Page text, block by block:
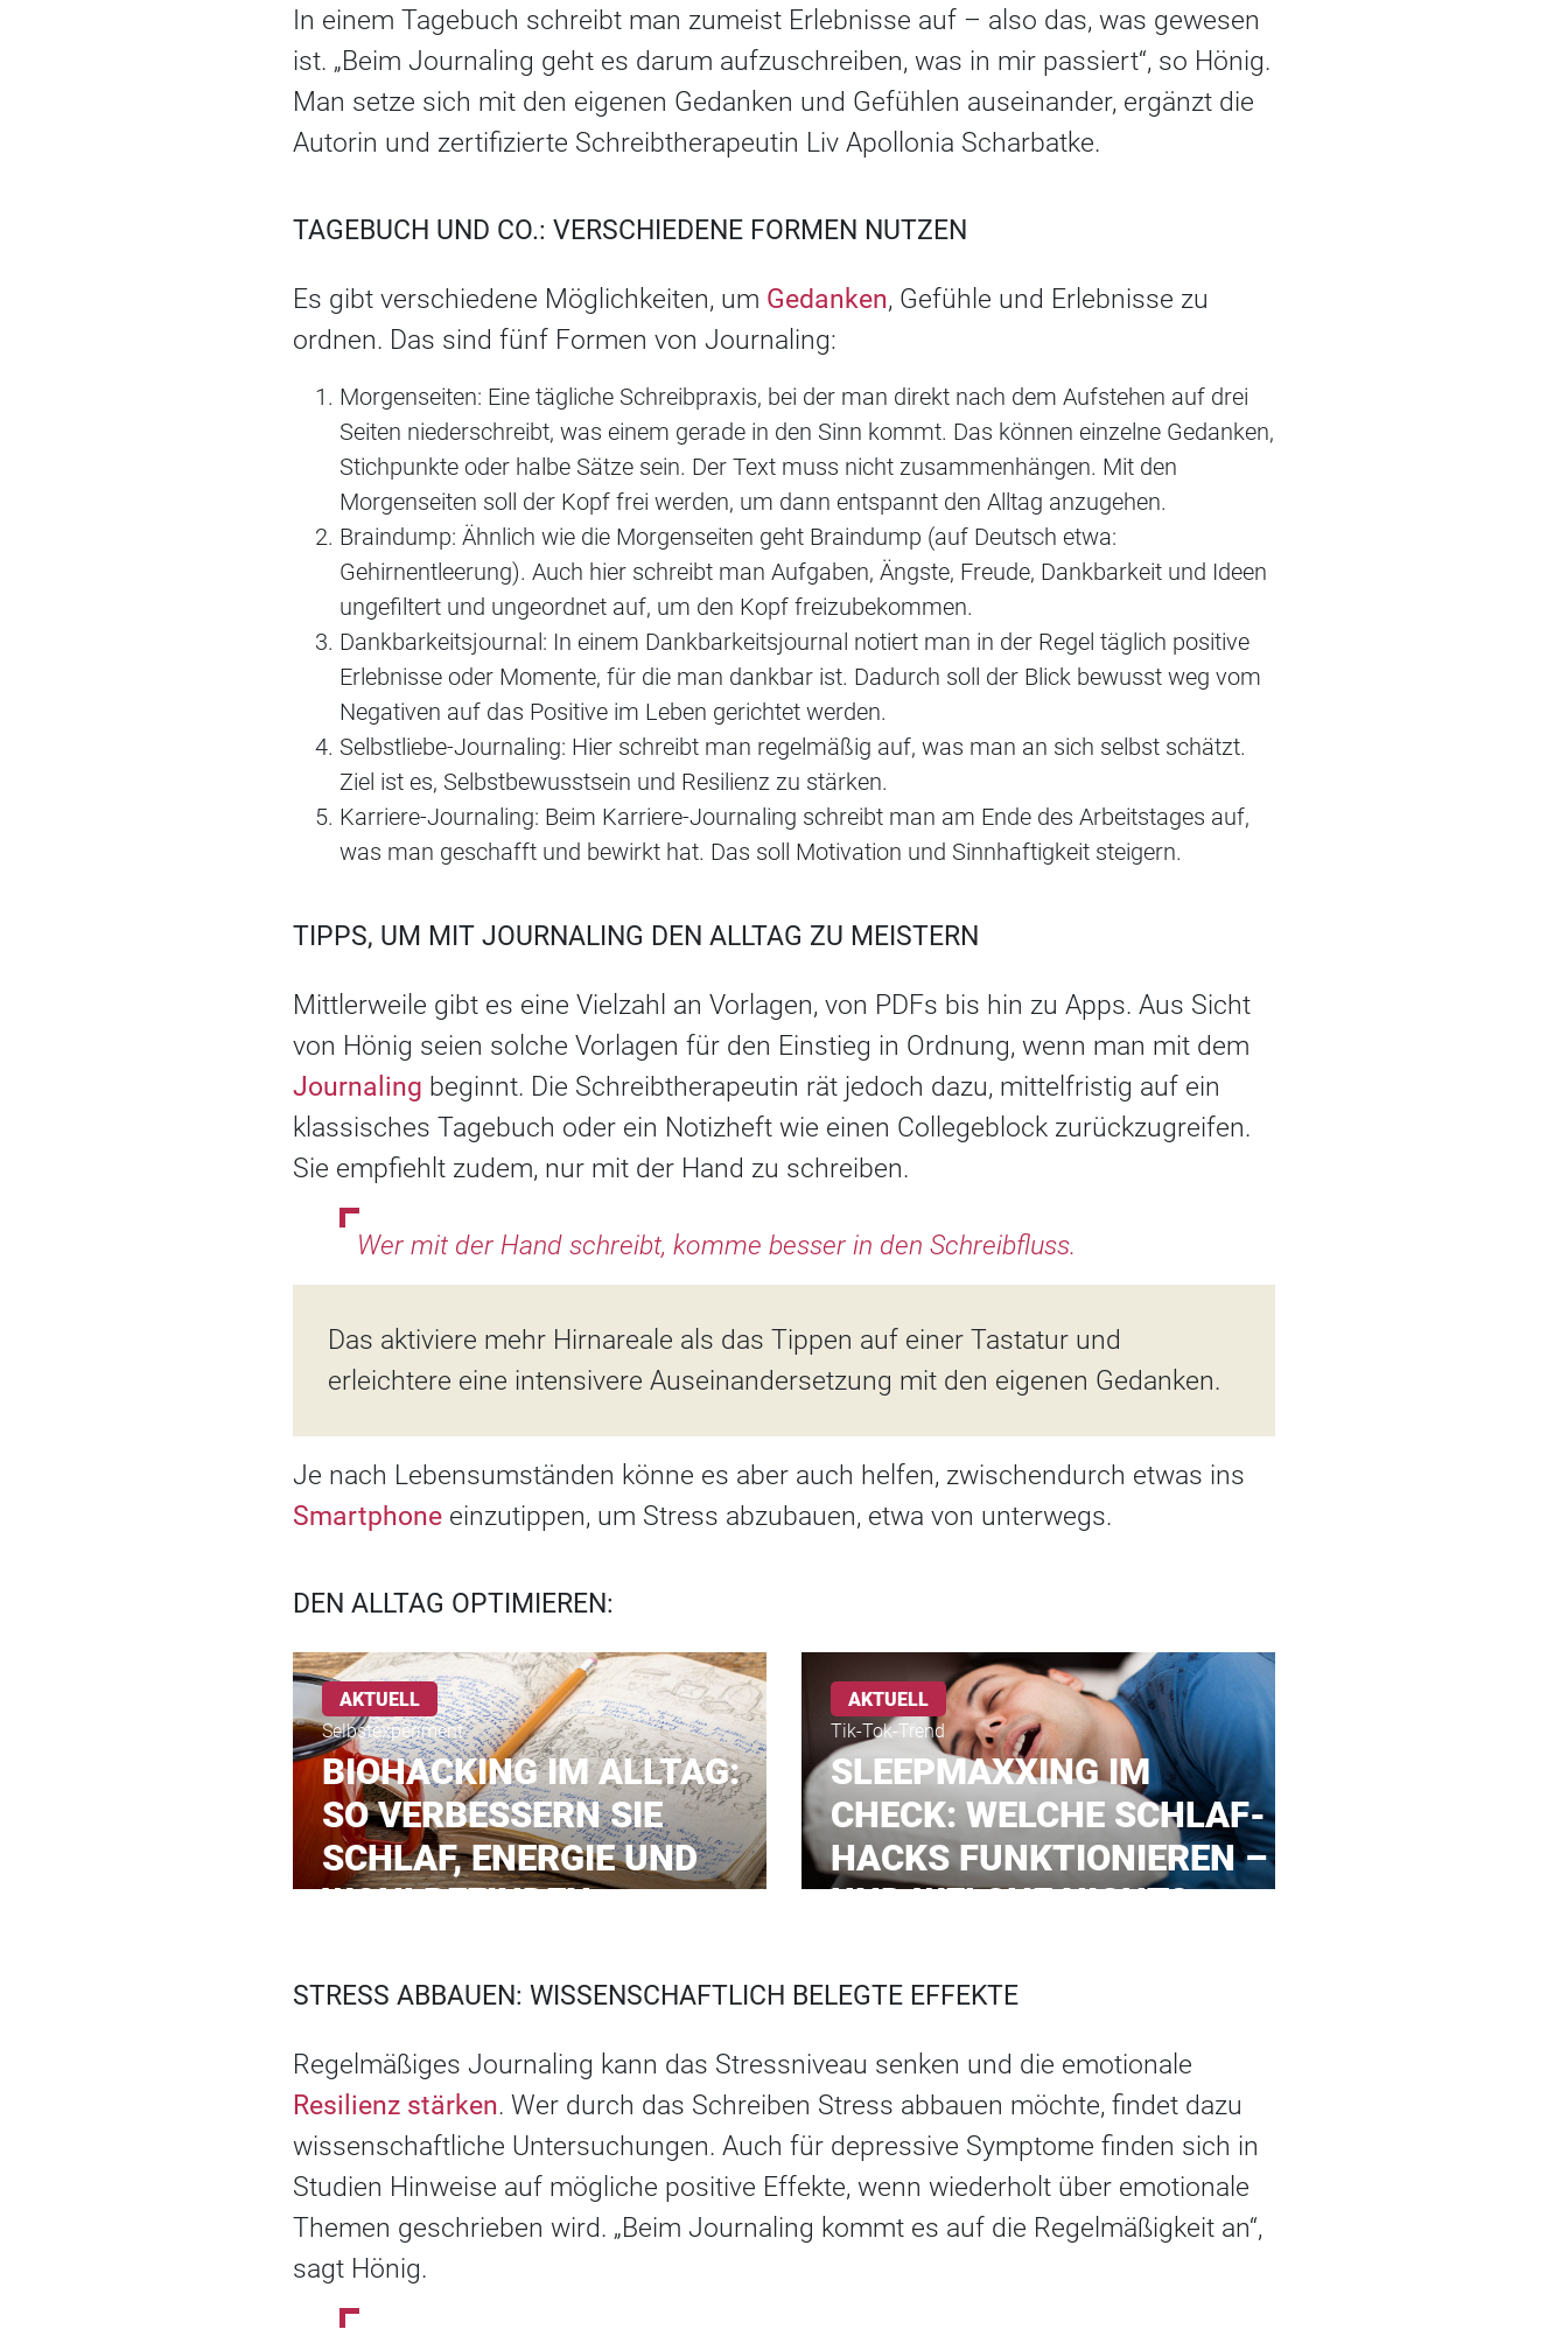
In einem Tagebuch schreibt man zumeist Erlebnisse auf – also das, was gewesen
ist. „Beim Journaling geht es darum aufzuschreiben, was in mir passiert“, so Hönig.
Man setze sich mit den eigenen Gedanken und Gefühlen auseinander, ergänzt die
Autorin und zertifizierte Schreibtherapeutin Liv Apollonia Scharbatke.
TAGEBUCH UND CO.: VERSCHIEDENE FORMEN NUTZEN
Es gibt verschiedene Möglichkeiten, um Gedanken, Gefühle und Erlebnisse zu
ordnen. Das sind fünf Formen von Journaling:
Morgenseiten: Eine tägliche Schreibpraxis, bei der man direkt nach dem Aufstehen auf drei
Seiten niederschreibt, was einem gerade in den Sinn kommt. Das können einzelne Gedanken,
Stichpunkte oder halbe Sätze sein. Der Text muss nicht zusammenhängen. Mit den
Morgenseiten soll der Kopf frei werden, um dann entspannt den Alltag anzugehen.
Braindump: Ähnlich wie die Morgenseiten geht Braindump (auf Deutsch etwa:
Gehirnentleerung). Auch hier schreibt man Aufgaben, Ängste, Freude, Dankbarkeit und Ideen
ungefiltert und ungeordnet auf, um den Kopf freizubekommen.
Dankbarkeitsjournal: In einem Dankbarkeitsjournal notiert man in der Regel täglich positive
Erlebnisse oder Momente, für die man dankbar ist. Dadurch soll der Blick bewusst weg vom
Negativen auf das Positive im Leben gerichtet werden.
Selbstliebe-Journaling: Hier schreibt man regelmäßig auf, was man an sich selbst schätzt.
Ziel ist es, Selbstbewusstsein und Resilienz zu stärken.
Karriere-Journaling: Beim Karriere-Journaling schreibt man am Ende des Arbeitstages auf,
was man geschafft und bewirkt hat. Das soll Motivation und Sinnhaftigkeit steigern.
TIPPS, UM MIT JOURNALING DEN ALLTAG ZU MEISTERN
Mittlerweile gibt es eine Vielzahl an Vorlagen, von PDFs bis hin zu Apps. Aus Sicht
von Hönig seien solche Vorlagen für den Einstieg in Ordnung, wenn man mit dem
Journaling beginnt. Die Schreibtherapeutin rät jedoch dazu, mittelfristig auf ein
klassisches Tagebuch oder ein Notizheft wie einen Collegeblock zurückzugreifen.
Sie empfiehlt zudem, nur mit der Hand zu schreiben.
Wer mit der Hand schreibt, komme besser in den Schreibfluss.
Das aktiviere mehr Hirnareale als das Tippen auf einer Tastatur und
erleichtere eine intensivere Auseinandersetzung mit den eigenen Gedanken.
Je nach Lebensumständen könne es aber auch helfen, zwischendurch etwas ins
Smartphone einzutippen, um Stress abzubauen, etwa von unterwegs.
DEN ALLTAG OPTIMIEREN:
AKTUELL
Selbstexperiment
BIOHACKING IM ALLTAG:
SO VERBESSERN SIE
SCHLAF, ENERGIE UND
WOHLBEFINDEN
AKTUELL
Tik-Tok-Trend
SLEEPMAXXING IM
CHECK: WELCHE SCHLAF-
HACKS FUNKTIONIEREN –
UND WELCHE NICHT?
STRESS ABBAUEN: WISSENSCHAFTLICH BELEGTE EFFEKTE
Regelmäßiges Journaling kann das Stressniveau senken und die emotionale
Resilienz stärken. Wer durch das Schreiben Stress abbauen möchte, findet dazu
wissenschaftliche Untersuchungen. Auch für depressive Symptome finden sich in
Studien Hinweise auf mögliche positive Effekte, wenn wiederholt über emotionale
Themen geschrieben wird. „Beim Journaling kommt es auf die Regelmäßigkeit an“,
sagt Hönig.